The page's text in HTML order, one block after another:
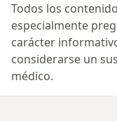
Todos los
especialmente
carácter
considerarse un
médico.